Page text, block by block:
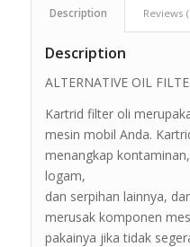
Description Reviews
Description
ALTERNATIVE OIL
Kartrid filter oli
mesin mobil Anda.
menangkap
logam,
dan serpihan lainnya,
merusak komponen
pakainya jika tidak